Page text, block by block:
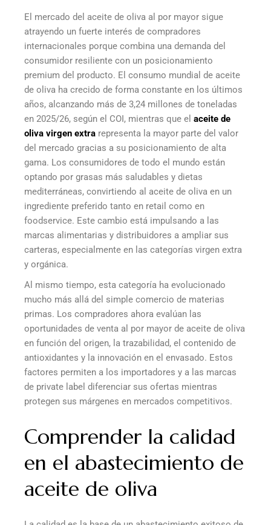
El mercado del aceite de oliva al por mayor sigue
atrayendo un fuerte interés de compradores
internacionales porque combina una demanda del
consumidor resiliente con un posicionamiento
premium del producto. El consumo mundial de aceite
de oliva ha crecido de forma constante en los últimos
años, alcanzando más de 3,24 millones de toneladas
en 2025/26, según el COI, mientras que el aceite de
oliva virgen extra representa la mayor parte del valor
del mercado gracias a su posicionamiento de alta
gama. Los consumidores de todo el mundo están
optando por grasas más saludables y dietas
mediterráneas, convirtiendo al aceite de oliva en un
ingrediente preferido tanto en retail como en
foodservice. Este cambio está impulsando a las
marcas alimentarias y distribuidores a ampliar sus
carteras, especialmente en las categorías virgen extra
y orgánica.
Al mismo tiempo, esta categoría ha evolucionado
mucho más allá del simple comercio de materias
primas. Los compradores ahora evalúan las
oportunidades de venta al por mayor de aceite de oliva
en función del origen, la trazabilidad, el contenido de
antioxidantes y la innovación en el envasado. Estos
factores permiten a los importadores y a las marcas
de private label diferenciar sus ofertas mientras
protegen sus márgenes en mercados competitivos.
Comprender la calidad
en el abastecimiento de
aceite de oliva